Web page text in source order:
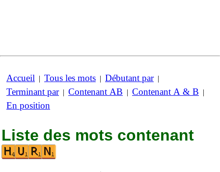
Accueil | Tous les mots | Débutant par|
Terminant par| Contenant AB | Contenant A & B |
En position
Liste des mots contenant